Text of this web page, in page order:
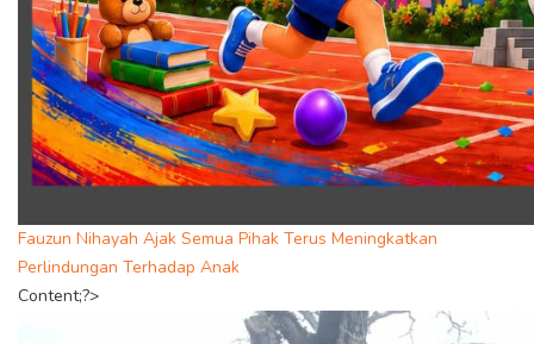
Fauzun Nihayah Ajak Semua Pihak Terus Meningkatkan
Perlindungan Terhadap Anak
Content;?>